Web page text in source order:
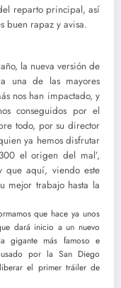
reparto principal, así
buen rapaz y avisa.
la nueva versión de
una de las mayores
nos han impactado, y
conseguidos por el
todo, por su director
ya hemos disfrutar
el origen del mal’,
y que aquí, viendo este
mejor trabajo hasta la
que hace ya unos
dará inicio a un nuevo
gigante más famoso e
por la San Diego
el primer tráiler de